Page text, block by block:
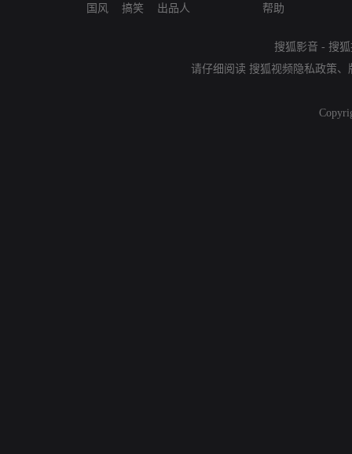
国风
搞笑
出品人
帮助
搜狐影音 - 搜
请仔细阅读 搜狐视频隐私政策、